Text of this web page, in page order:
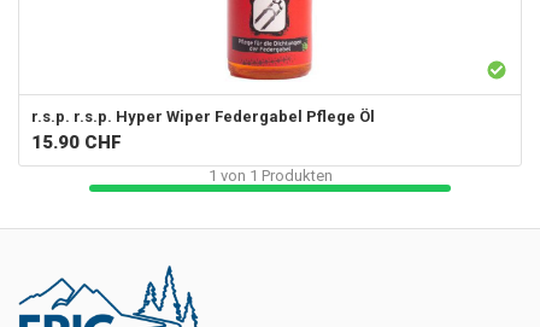
r.s.p. r.s.p. Hyper Wiper Federgabel Pflege Öl
15.90 CHF
1 von 1 Produkten